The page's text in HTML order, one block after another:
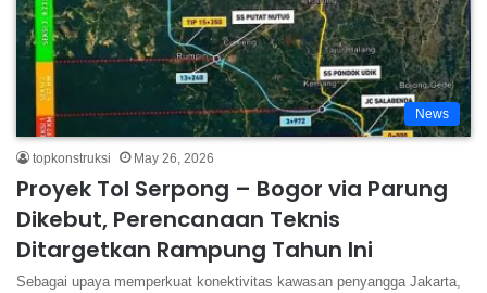
News
topkonstruksi May 26, 2026
Proyek Tol Serpong – Bogor via Parung
Dikebut, Perencanaan Teknis
Ditargetkan Rampung Tahun Ini
Sebagai upaya memperkuat konektivitas kawasan penyangga Jakarta,